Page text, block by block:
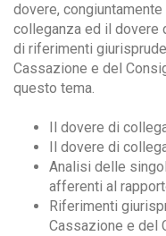
dovere,
colleganza ed il dovere
di riferimenti
Cassazione e del
questo tema.
Il dovere di
Il dovere di
Analisi delle
afferenti al
Riferimenti
Cassazione e del